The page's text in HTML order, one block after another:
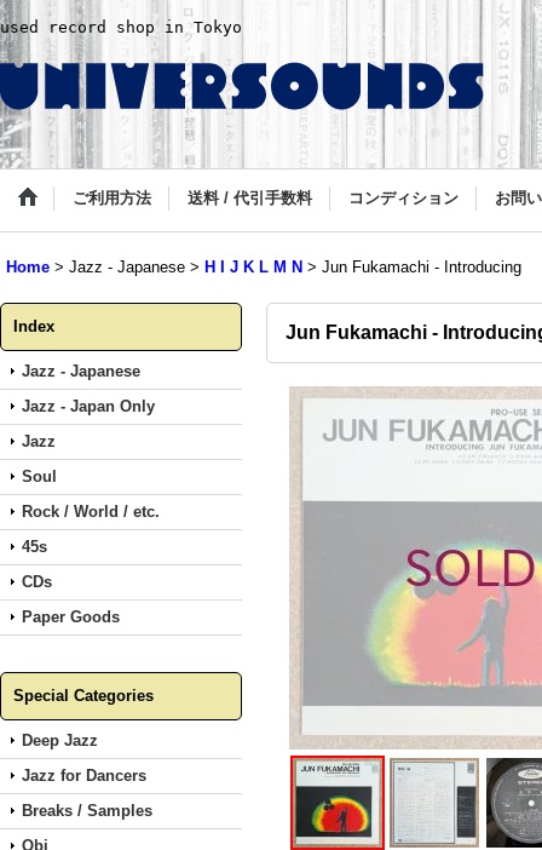
used record shop in Tokyo
ご利用方法 送料 / 代引手数料 コンディション お問
Home > Jazz - Japanese > H I J K L M N > Jun Fukamachi - Introducing
Index
Jazz - Japanese
Jazz - Japan Only
Jazz
Soul
Rock / World / etc.
45s
CDs
Paper Goods
Special Categories
Deep Jazz
Jazz for Dancers
Breaks / Samples
Obi
Jun Fukamachi -